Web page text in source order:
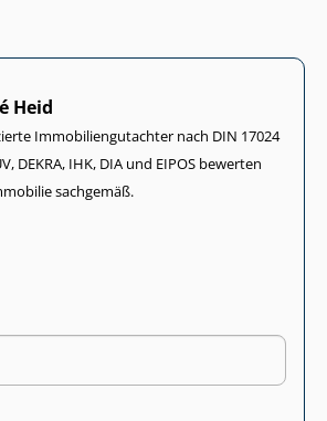
Heid
Im­mo­bi­li­en­gut­ach­ter nach DIN 17024
DEKRA, IHK, DIA und EIPOS bewerten
sachgemäß.